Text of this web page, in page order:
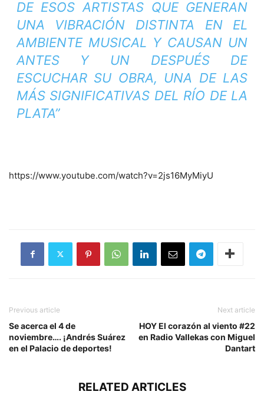
DE ESOS ARTISTAS QUE GENERAN
UNA VIBRACIÓN DISTINTA EN EL
AMBIENTE MUSICAL Y CAUSAN UN
ANTES Y UN DESPUÉS DE
ESCUCHAR SU OBRA, UNA DE LAS
MÁS SIGNIFICATIVAS DEL RÍO DE LA
PLATA”
https://www.youtube.com/watch?v=2js16MyMiyU
Previous article
Se acerca el 4 de
noviembre…. ¡Andrés Suárez
en el Palacio de deportes!
Next article
HOY El corazón al viento #22
en Radio Vallekas con Miguel
Dantart
RELATED ARTICLES